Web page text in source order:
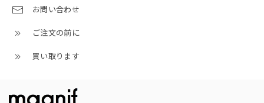
お問い合わせ
ご注文の前に
買い取ります